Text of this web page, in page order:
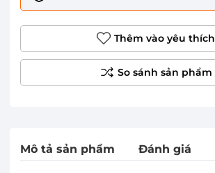
Thêm vào yêu thích
Mô tả sản phẩm Đánh giá